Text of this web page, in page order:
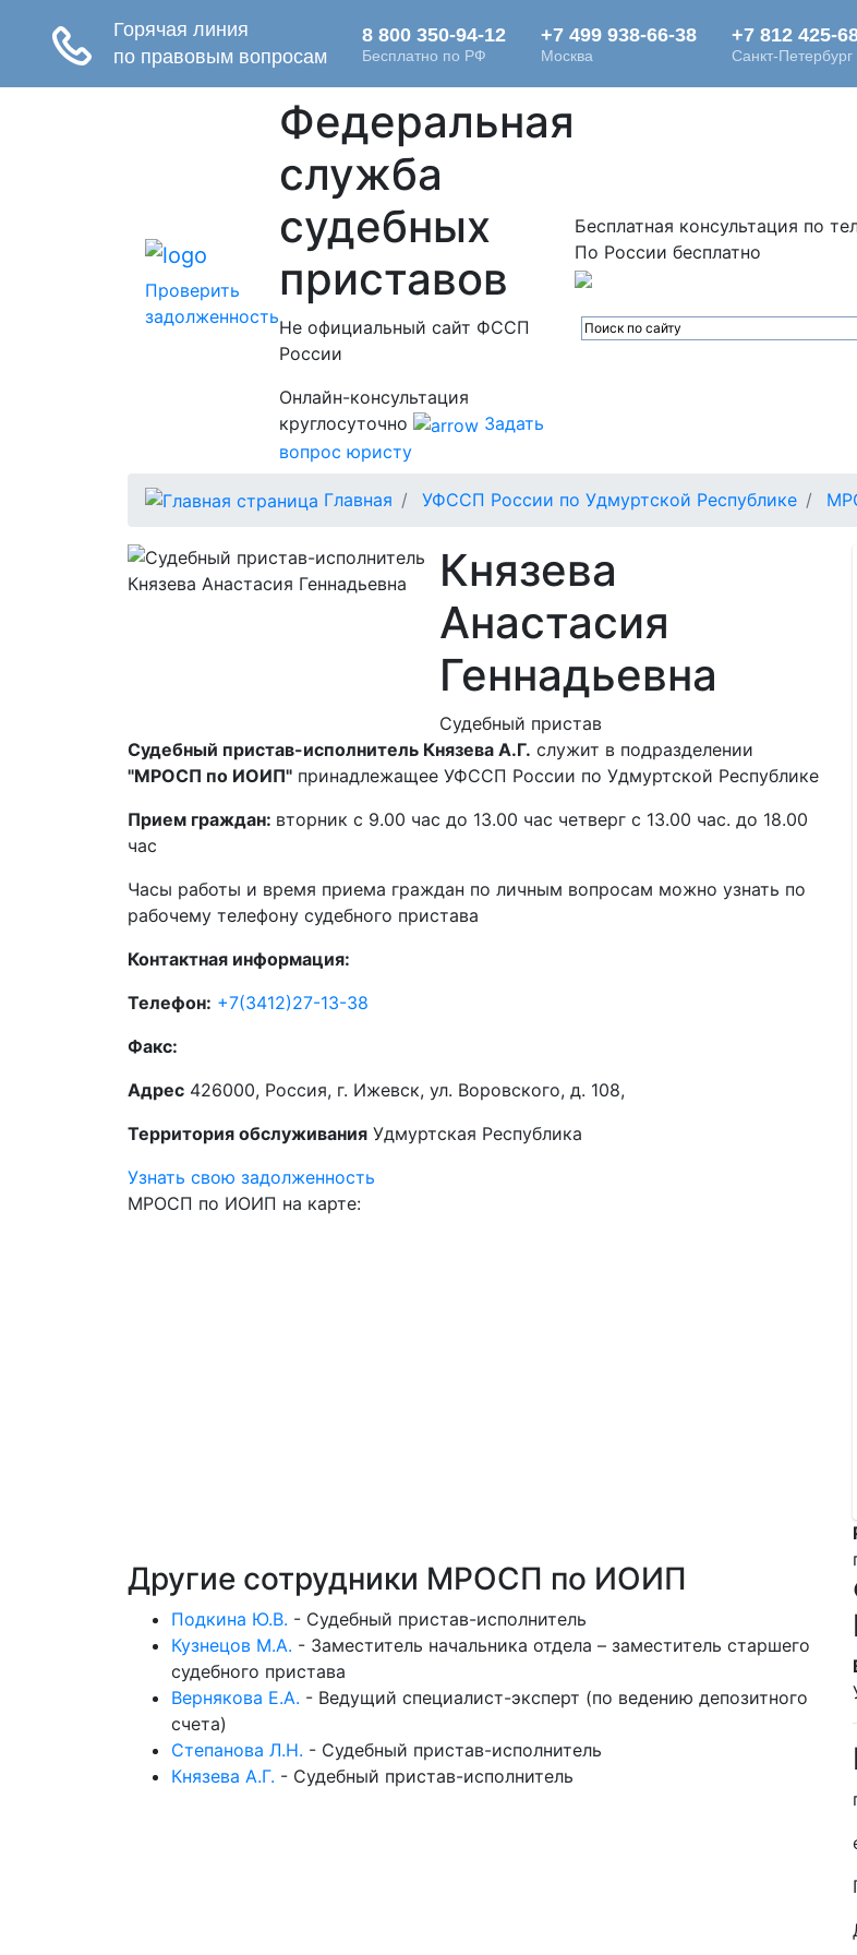
Проверить
задолженность
Федеральная
служба
судебных
приставов
Не официальный сайт ФССП
России
Онлайн-консультация
круглосуточно
Задать
вопрос юристу
Бесплатная консультация по
По России бесплатно
Главная УФССП России по Удмуртской Республике
Князева
Анастасия
Геннадьевна
Судебный пристав
Судебный пристав-исполнитель Князева А.Г. служит в подразделении
"МРОСП по ИОИП" принадлежащее УФССП России по Удмуртской Республике
Прием граждан: вторник с 9.00 час до 13.00 час четверг с 13.00 час. до 18.00
час
Часы работы и время приема граждан по личным вопросам можно узнать по
рабочему телефону судебного пристава
Контактная информация:
Телефон: +7(3412)27-13-38
Факс:
Адрес 426000, Россия, г. Ижевск, ул. Воровского, д. 108,
Территория обслуживания Удмуртская Республика
Узнать свою задолженность
МРОСП по ИОИП на карте:
Другие сотрудники МРОСП по ИОИП
Подкина Ю.В. - Судебный пристав-исполнитель
Кузнецов М.А. - Заместитель начальника отдела – заместитель старшего
судебного пристава
Вернякова Е.А. - Ведущий специалист-эксперт (по ведению депозитного
счета)
Степанова Л.Н. - Судебный пристав-исполнитель
Князева А.Г. - Судебный пристав-исполнитель